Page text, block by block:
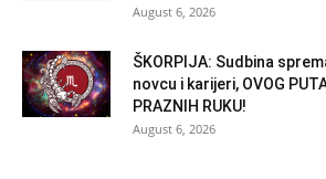
August 6, 2026
ŠKORPIJA: Sudbina
novcu i karijeri, OVOG
PRAZNIH RUKU!
August 6, 2026